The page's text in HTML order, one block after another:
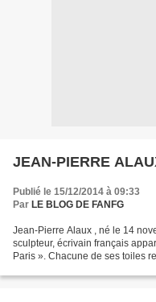
JEAN-PIERRE
Publié le 15/12/2014 à 09:33
Par LE BLOG DE FANFG
Jean-Pierre Alaux , né le 14
sculpteur, écrivain français
Paris ». Chacune de ses toiles